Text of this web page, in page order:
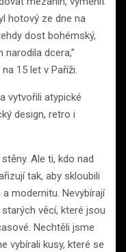
hotový ze dne na
dost bohémský,
dcera,”
15 let v Paříži.
vytvořili atypické
design, retro i
Ale ti, kdo nad
tak, aby skloubili
modernitu. Nevybírají
věcí, které jsou
Nechtěli jsme
vybírali kusy, které se